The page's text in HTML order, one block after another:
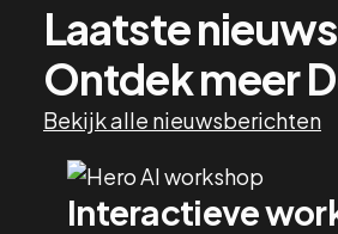
Laatste nieuws
Ontdek meer
Bekijk alle nieuwsberichten
Interactieve